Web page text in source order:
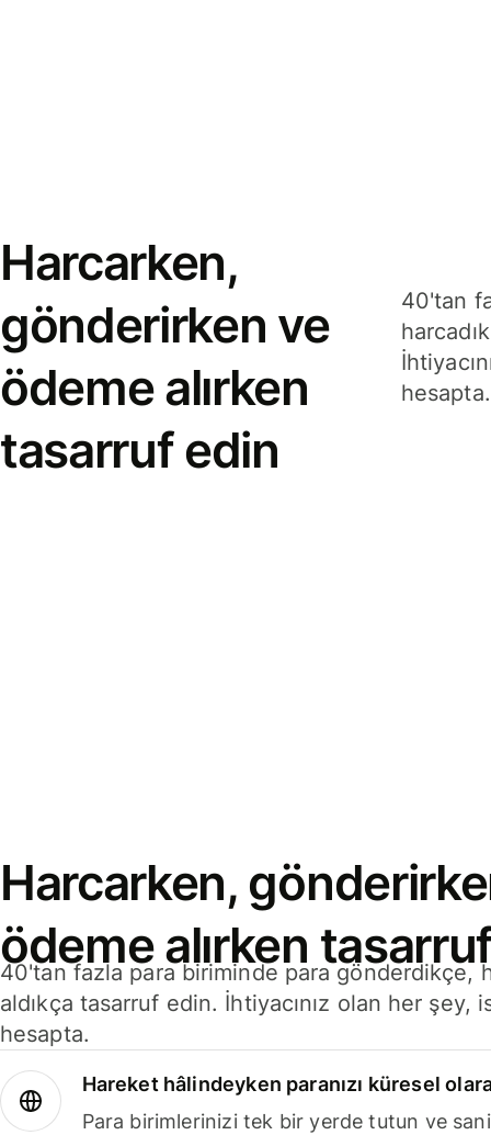
Harcarken,
gönderirken ve
ödeme alırken
tasarruf edin
40'tan
hesapta.
Harcarken,
ödeme alırken
40'tan fazla para biriminde para gönderdikçe,
aldıkça tasarruf edin. İhtiyacınız olan her
hesapta.
Hareket hâlindeyken paranızı küresel
Para birimlerinizi tek bir yerde tutun ve